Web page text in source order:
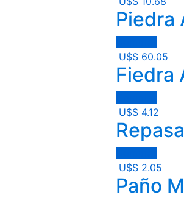
Piedra
U$S 60.05
Fiedra
U$S 4.12
U$S 2.05
Paño